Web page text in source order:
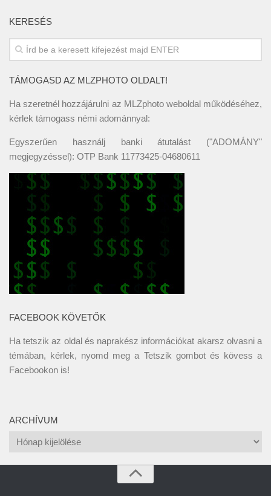
KERESÉS
TÁMOGASD AZ MLZPHOTO OLDALT!
Ha szeretnél hozzájárulni az MLZphoto weboldal működéséhez,
kérlek támogass némi adománnyal:
Egyszerűen használj banki átutalást ("ADOMÁNY"
megjegyzéssel): OTP Bank 11773425-04680611
FACEBOOK KÖVETŐK
Ha tetszik az oldal és naprakész információkat akarsz olvasni a
témában, kérlek, nyomd meg a Tetszik gombot és kövess a
Facebookon is!
ARCHÍVUM
Archívum